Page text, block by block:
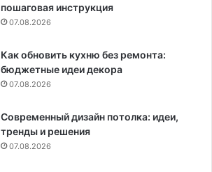
пошаговая инструкция
07.08.2026
Как обновить кухню без ремонта:
бюджетные идеи декора
07.08.2026
Современный дизайн потолка: идеи,
тренды и решения
07.08.2026